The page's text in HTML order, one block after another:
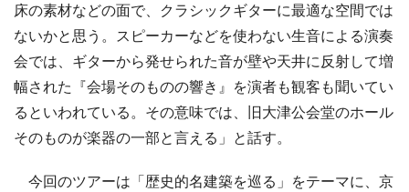
床の素材などの面で、クラシックギターに最適な空間では
ないかと思う。スピーカーなどを使わない生音による演奏
会では、ギターから発せられた音が壁や天井に反射して増
幅された『会場そのものの響き』を演者も観客も聞いてい
るといわれている。その意味では、旧大津公会堂のホール
そのものが楽器の一部と言える」と話す。
今回のツアーは「歴史的名建築を巡る」をテーマに、京